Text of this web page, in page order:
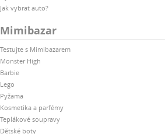
Jak vybrat auto?
Mimibazar
Testujte s Mimibazarem
Monster High
Barbie
Lego
Pyžama
Kosmetika a parfémy
Teplákové soupravy
Dětské boty